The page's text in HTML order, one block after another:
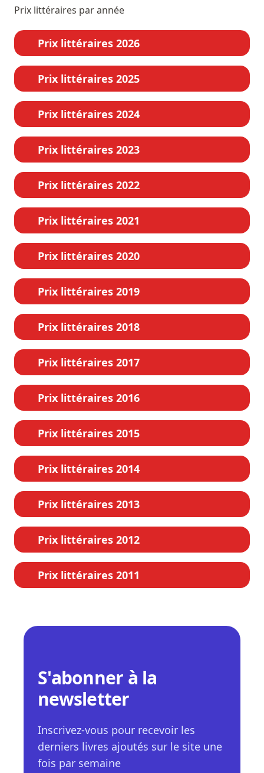
Prix littéraires par année
Prix littéraires 2026
Prix littéraires 2025
Prix littéraires 2024
Prix littéraires 2023
Prix littéraires 2022
Prix littéraires 2021
Prix littéraires 2020
Prix littéraires 2019
Prix littéraires 2018
Prix littéraires 2017
Prix littéraires 2016
Prix littéraires 2015
Prix littéraires 2014
Prix littéraires 2013
Prix littéraires 2012
Prix littéraires 2011
S'abonner à la
newsletter
Inscrivez-vous pour recevoir les
derniers livres ajoutés sur le site une
fois par semaine